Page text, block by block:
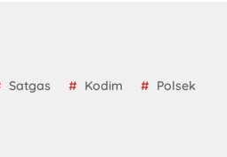
Satgas Kodim Polsek